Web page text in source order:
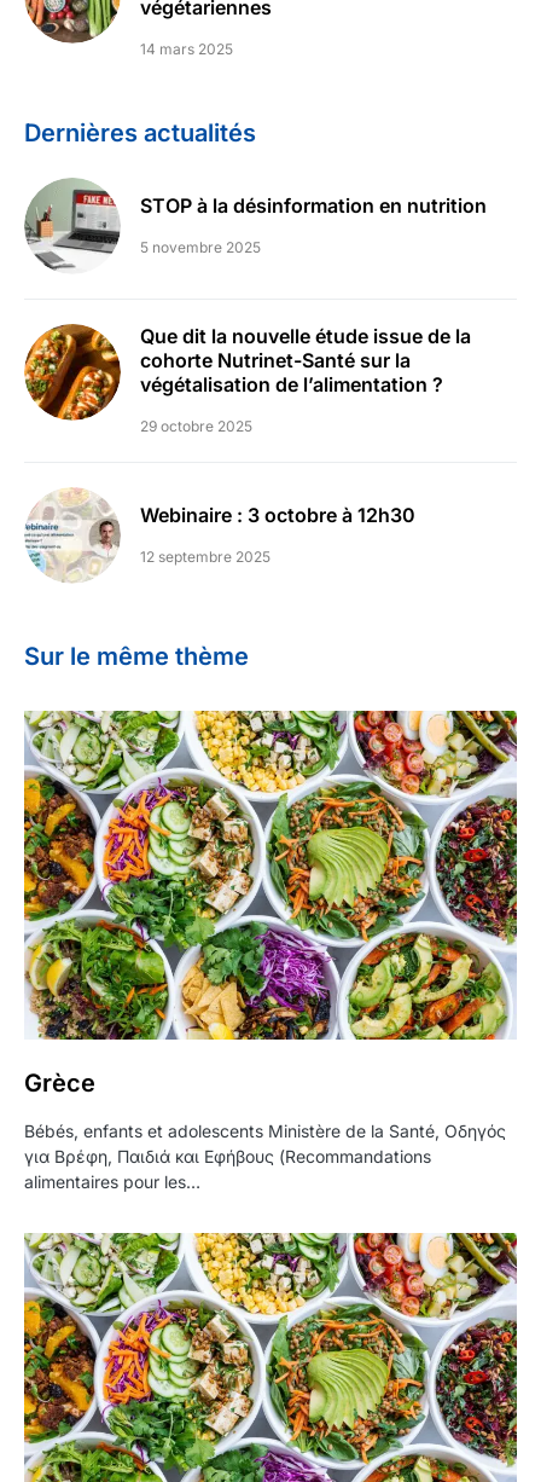
végétariennes
14 mars 2025
Dernières actualités
STOP à la désinformation en nutrition
5 novembre 2025
Que dit la nouvelle étude issue de la
cohorte Nutrinet-Santé sur la
végétalisation de l’alimentation ?
29 octobre 2025
Webinaire : 3 octobre à 12h30
12 septembre 2025
Sur le même thème
Grèce
Bébés, enfants et adolescents Ministère de la Santé, Οδηγός
για Βρέφη, Παιδιά και Εφήβους (Recommandations
alimentaires pour les…